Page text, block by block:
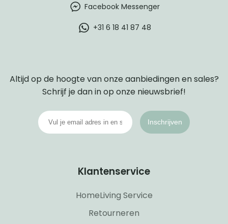
Facebook Messenger
+31 6 18 41 87 48
Altijd op de hoogte van onze aanbiedingen en sales?
Schrijf je dan in op onze nieuwsbrief!
Inschrijven
Klantenservice
HomeLiving Service
Retourneren